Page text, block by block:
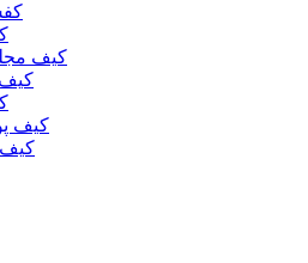
کیف
کیف
کیف